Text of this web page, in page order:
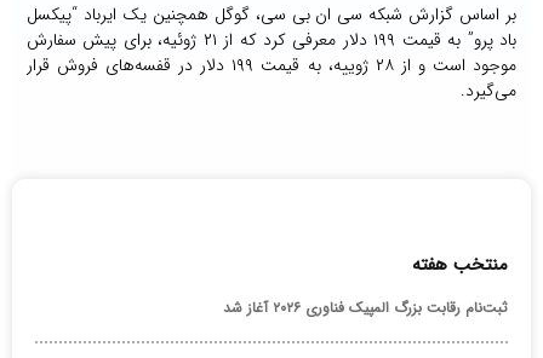
بر اساس گزارش شبکه سی ان بی سی، گوگل همچنین یک ایرباد “پیکسل
باد پرو” به قیمت ۱۹۹ دلار معرفی کرد که از ۲۱ ژوئیه، برای پیش سفارش
موجود است و از ۲۸ ژوییه، به قیمت ۱۹۹ دلار در قفسه‌های فروش قرار
می‌گیرد.
منتخب هفته
ثبت‌نام رقابت بزرگ المپیک فناوری ۲۰۲۶ آغاز شد